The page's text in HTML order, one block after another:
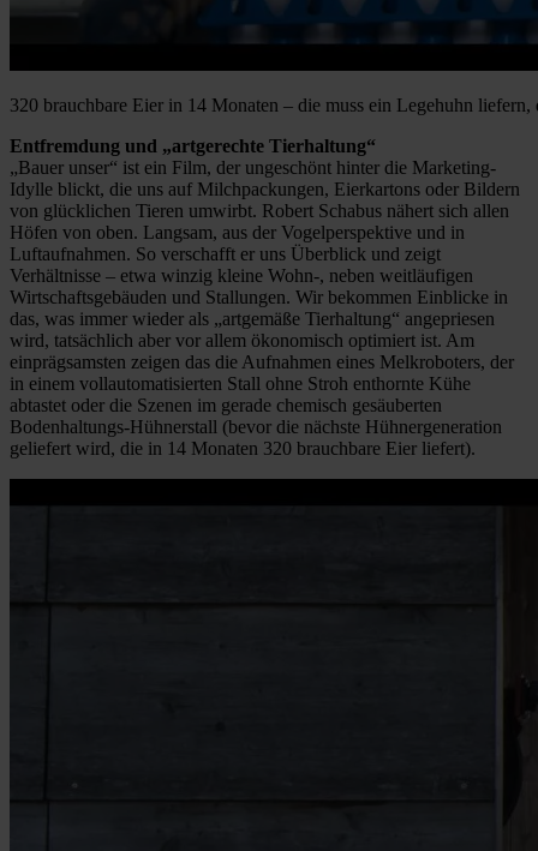
320 brauchbare Eier in 14 Monaten – die muss ein Legehuhn
Entfremdung und „artgerechte Tierhaltung“
„Bauer unser“ ist ein Film, der ungeschönt hinter die Marketing-
Idylle blickt, die uns auf Milchpackungen, Eierkartons oder Bildern
von glücklichen Tieren umwirbt. Robert Schabus nähert sich allen
Höfen von oben. Langsam, aus der Vogelperspektive und in
Luftaufnahmen. So verschafft er uns Überblick und zeigt
Verhältnisse – etwa winzig kleine Wohn-, neben weitläufigen
Wirtschaftsgebäuden und Stallungen. Wir bekommen Einblicke in
das, was immer wieder als „artgemäße Tierhaltung“ angepriesen
wird, tatsächlich aber vor allem ökonomisch optimiert ist. Am
einprägsamsten zeigen das die Aufnahmen eines Melkroboters, der
in einem vollautomatisierten Stall ohne Stroh enthornte Kühe
abtastet oder die Szenen im gerade chemisch gesäuberten
Bodenhaltungs-Hühnerstall (bevor die nächste Hühnergeneration
geliefert wird, die in 14 Monaten 320 brauchbare Eier liefert).